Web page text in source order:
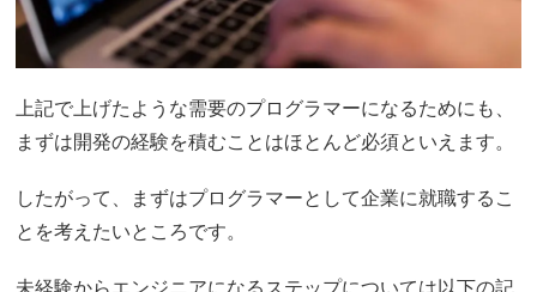
上記で上げたような需要のプログラマーになるためにも、
まずは開発の経験を積むことはほとんど必須といえます。
したがって、まずはプログラマーとして企業に就職するこ
とを考えたいところです。